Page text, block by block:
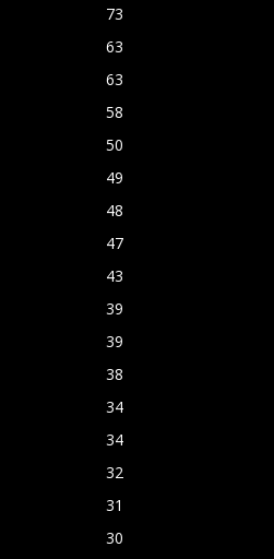
73
63
63
58
50
49
48
47
43
39
39
38
34
34
32
31
30